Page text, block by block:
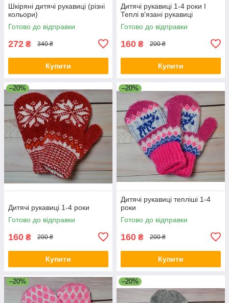
Шкіряні дитячі рукавиці (різні
кольори)
Готово до відправки
272 ₴ 340 ₴
Купити
Дитячі рукавиці 1-4 роки I
Теплі в'язані рукавиці
Готово до відправки
160 ₴ 200 ₴
Купити
–20%
Дитячі рукавиці 1-4 роки
Готово до відправки
160 ₴ 200 ₴
Купити
–20%
Дитячі рукавиці тепліші 1-4
роки
Готово до відправки
160 ₴ 200 ₴
Купити
–20% –20%